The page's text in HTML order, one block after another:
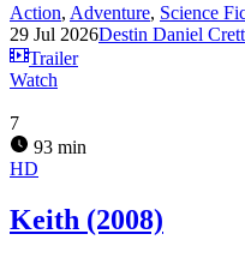
Action, Adventure, Science
29 Jul 2026Destin Daniel
Trailer
Watch
7
93 min
HD
Keith (2008)